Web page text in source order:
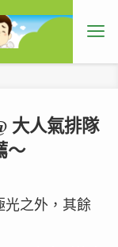
大人氣排隊
～
光之外，其餘